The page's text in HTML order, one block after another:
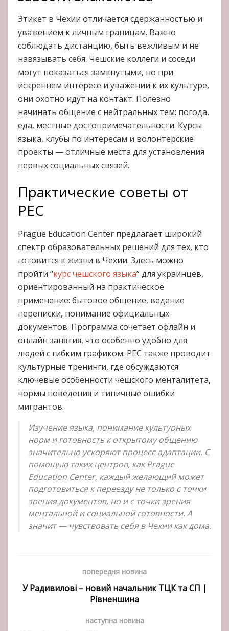
Этикет в Чехии отличается сдержанностью и
уважением к личным границам. Важно
соблюдать дистанцию, быть вежливым и не
навязывать себя. Чешские коллеги и соседи
могут показаться замкнутыми, но при
искреннем интересе и уважении к их культуре,
они охотно идут на контакт. Полезно
начинать общение с нейтральных тем: погода,
еда, местные достопримечательности. Курсы
языка, клубы по интересам и волонтёрские
проекты — отличные места для установления
первых социальных связей.
Практические советы от
PEC
Prague Education Center предлагает широкий
спектр образовательных решений для тех, кто
готовится к жизни в Чехии. Здесь можно
пройти “курс чешского языка” для украинцев,
ориентированный на практическое
применение: бытовое общение, ведение
переписки, понимание официальных
документов. Программа сочетает офлайн и
онлайн занятия, что особенно удобно для
людей с гибким графиком. PEC также проводит
культурные тренинги, где обсуждаются
ключевые особенности чешского менталитета,
нормы поведения и типичные ошибки
мигрантов.
Изучение языка, понимание культурных
норм и готовность к открытому общению
значительно ускоряют процесс адаптации. С
помощью таких центров, как Prague
Education Center, каждый желающий может
подготовиться к переезду не только с точки
зрения документов, но и с точки зрения
ментальной и социальной готовности. А
значит — чувствовать себя в Чехии как дома.
попередня новина
У Радивилові – новий начальник ТЦК та СП |
Рівненшина
наступна новина